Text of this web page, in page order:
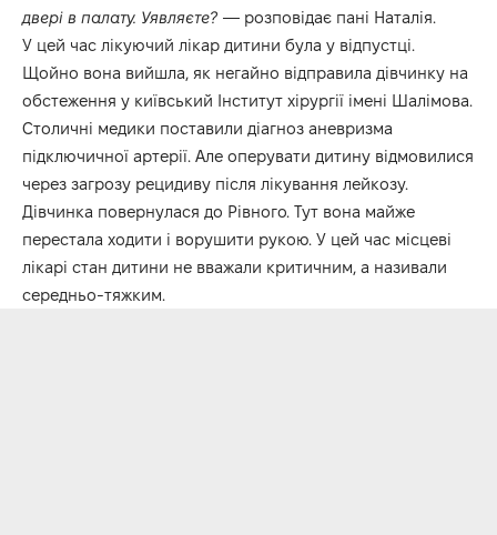
двері в палату. Уявляєте? — розповідає пані Наталія.
У цей час лікуючий лікар дитини була у відпустці.
Щойно вона вийшла, як негайно відправила дівчинку на
обстеження у київський Інститут хірургії імені Шалімова.
Столичні медики поставили діагноз аневризма
підключичної артерії. Але оперувати дитину відмовилися
через загрозу рецидиву після лікування лейкозу.
Дівчинка повернулася до Рівного. Тут вона майже
перестала ходити і ворушити рукою. У цей час місцеві
лікарі стан дитини не вважали критичним, а називали
середньо-тяжким.